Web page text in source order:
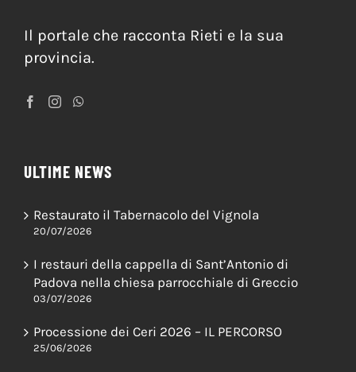
Il portale che racconta Rieti e la sua
provincia.
ULTIME NEWS
Restaurato il Tabernacolo del Vignola
20/07/2026
I restauri della cappella di Sant’Antonio di
Padova nella chiesa parrocchiale di Greccio
03/07/2026
Processione dei Ceri 2026 – IL PERCORSO
25/06/2026